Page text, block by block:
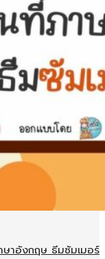
าอังกฤษ ธีมซัมเมอร์